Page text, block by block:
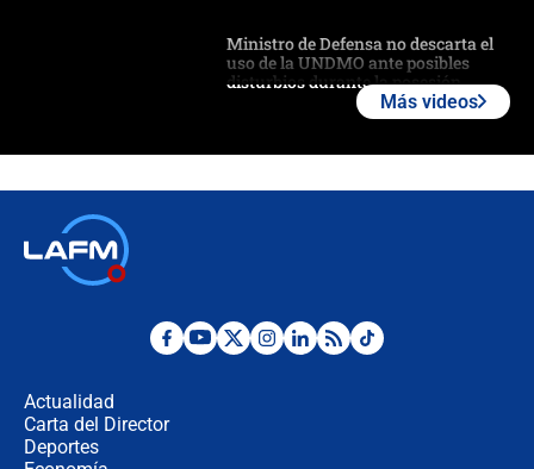
Ministro de Defensa no descarta el
uso de la UNDMO ante posibles
disturbios durante la posesión
Las seis de las 6 con Juan Lozano |
Más videos
Actualidad
Carta del Director
Deportes